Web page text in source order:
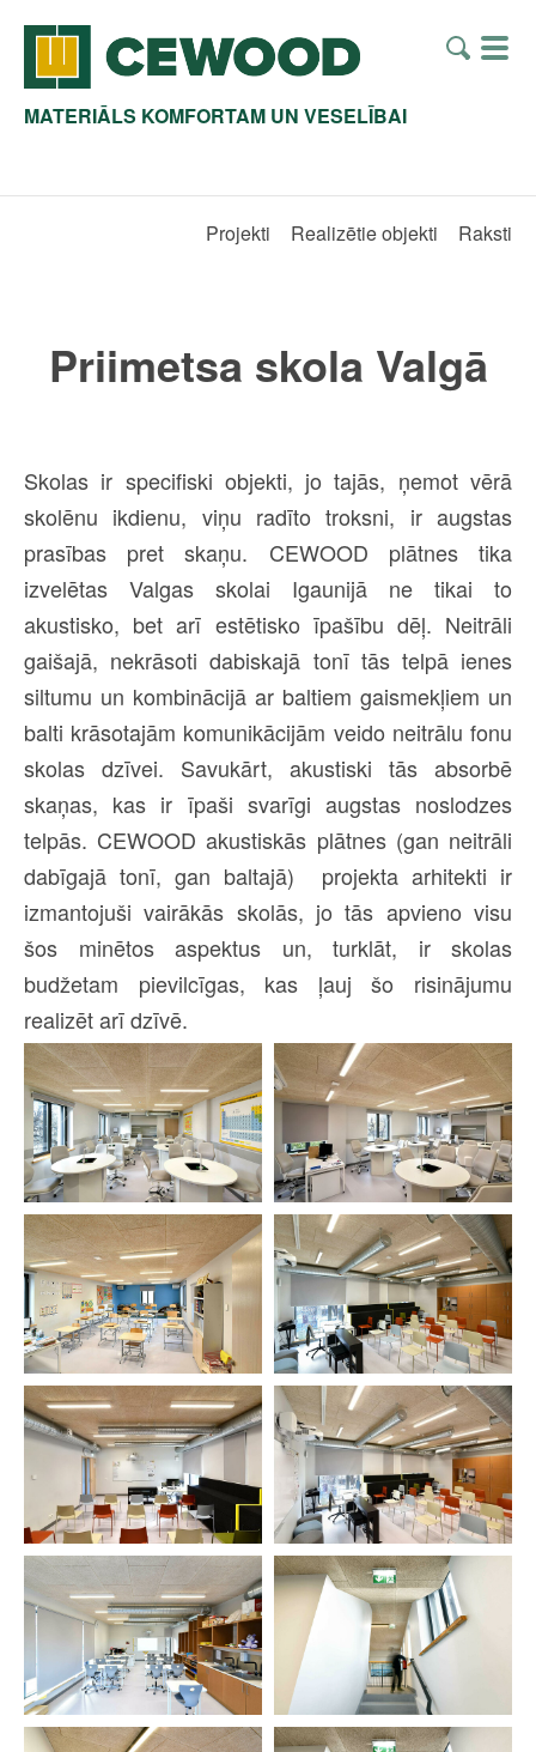
MATERIĀLS KOMFORTAM UN VESELĪBAI
Projekti Realizētie objekti Raksti
Priimetsa skola Valgā
Skolas ir specifiski objekti, jo tajās, ņemot vērā
skolēnu ikdienu, viņu radīto troksni, ir augstas
prasības pret skaņu. CEWOOD plātnes tika
izvelētas Valgas skolai Igaunijā ne tikai to
akustisko, bet arī estētisko īpašību dēļ. Neitrāli
gaišajā, nekrāsoti dabiskajā tonī tās telpā ienes
siltumu un kombinācijā ar baltiem gaismekļiem un
balti krāsotajām komunikācijām veido neitrālu fonu
skolas dzīvei. Savukārt, akustiski tās absorbē
skaņas, kas ir īpaši svarīgi augstas noslodzes
telpās. CEWOOD akustiskās plātnes (gan neitrāli
dabīgajā tonī, gan baltajā) projekta arhitekti ir
izmantojuši vairākās skolās, jo tās apvieno visu
šos minētos aspektus un, turklāt, ir skolas
budžetam pievilcīgas, kas ļauj šo risinājumu
realizēt arī dzīvē.